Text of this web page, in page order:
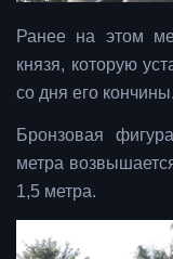
Ранее на этом
князя, которую
со дня его кончины.
Бронзовая
метра
1,5 метра.